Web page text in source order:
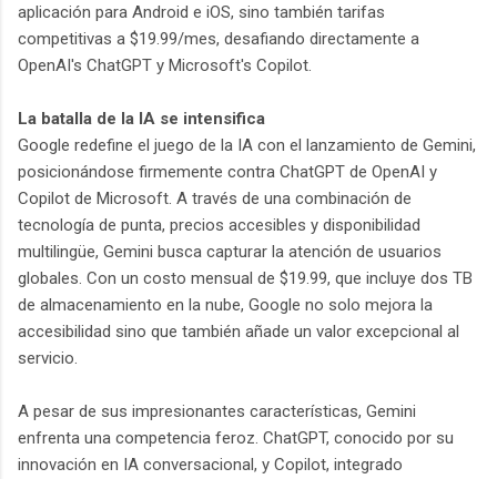
aplicación para Android e iOS, sino también tarifas
competitivas a $19.99/mes, desafiando directamente a
OpenAI's ChatGPT y Microsoft's Copilot.
La batalla de la IA se intensifica
Google redefine el juego de la IA con el lanzamiento de Gemini,
posicionándose firmemente contra ChatGPT de OpenAI y
Copilot de Microsoft. A través de una combinación de
tecnología de punta, precios accesibles y disponibilidad
multilingüe, Gemini busca capturar la atención de usuarios
globales. Con un costo mensual de $19.99, que incluye dos TB
de almacenamiento en la nube, Google no solo mejora la
accesibilidad sino que también añade un valor excepcional al
servicio.
A pesar de sus impresionantes características, Gemini
enfrenta una competencia feroz. ChatGPT, conocido por su
innovación en IA conversacional, y Copilot, integrado